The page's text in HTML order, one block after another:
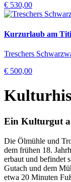
€ 530,00
Kurzurlaub am
Treschers
€ 500,00
Ein Kulturgut
Die Ölmühle und
dem frühen 18.
erbaut und befindet
Gutach und dem
etwa 20 Minuten